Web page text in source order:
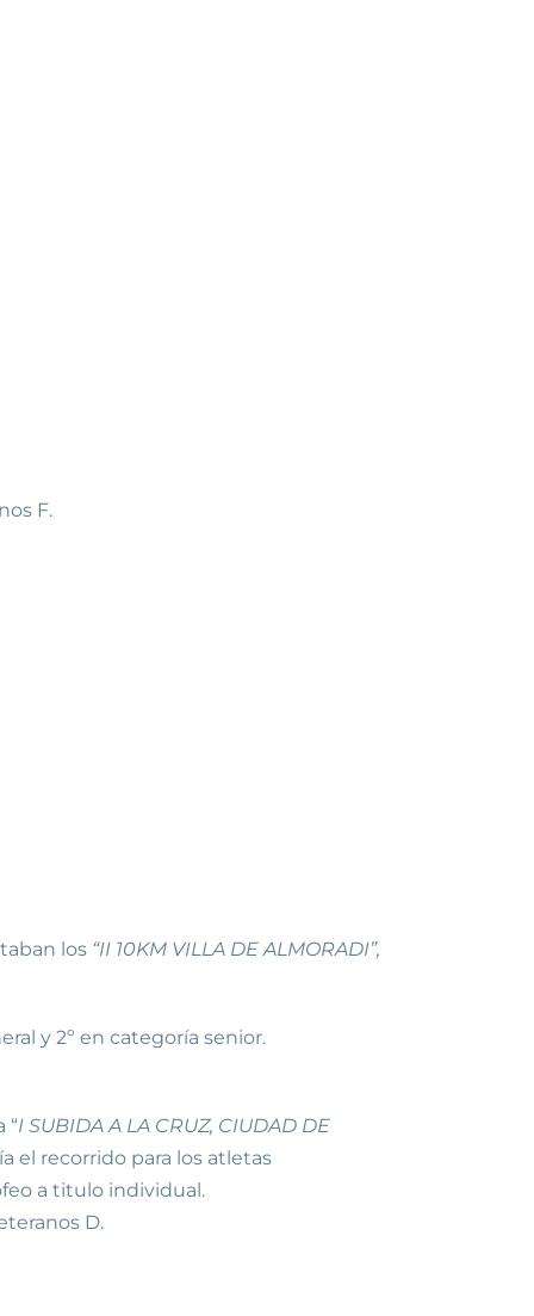
F.
los “II 10KM VILLA DE ALMORADI”,
y 2º en categoría senior.
“I SUBIDA A LA CRUZ, CIUDAD DE
el recorrido para los atletas
a titulo individual.
D.